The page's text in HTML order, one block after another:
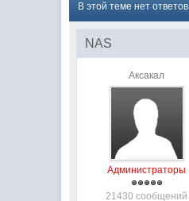
В этой теме нет ответов
NAS
Аксакал
Администраторы
21430 сообщений